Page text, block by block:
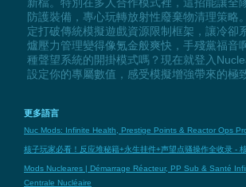
防護裝備，專心玩轉放射性廢棄物清理策略
定打破傳統模擬遊戲資源限制框架，讓冷卻
爐壓力管理變得像氪金般爽快，手殘黨福音
種聲望系統的開掛模式嗎？現在就登入
設定你的專屬數值，感受模擬增強帶來的極
更多語言
Nuc Mods: Infinite Health, Prestige Points & Reactor Ops
核子玩家必看！反应堆秘籍+永生挂件+声望点骚操作全收录 -
Mods Nucleares | Démarrage Réacteur, PP Sub & Santé
Centrale Nucléaire